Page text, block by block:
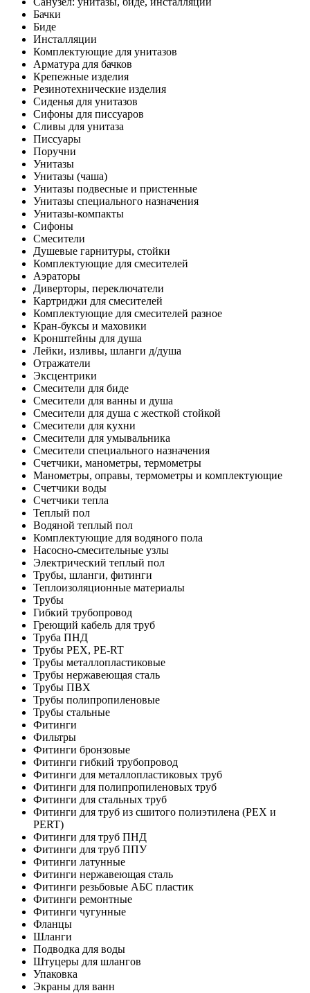
Бачки
Биде
Инсталляции
Комплектующие для унитазов
Арматура для бачков
Крепежные изделия
Резинотехнические изделия
Сиденья для унитазов
Сифоны для писсуаров
Сливы для унитаза
Писсуары
Поручни
Унитазы
Унитазы (чаша)
Унитазы подвесные и пристенные
Унитазы специального назначения
Унитазы-компакты
Сифоны
Смесители
Душевые гарнитуры, стойки
Комплектующие для смесителей
Аэраторы
Диверторы, переключатели
Картриджи для смесителей
Комплектующие для смесителей разное
Кран-буксы и маховики
Кронштейны для душа
Лейки, изливы, шланги д/душа
Отражатели
Эксцентрики
Смесители для биде
Смесители для ванны и душа
Смесители для душа с жесткой стойкой
Смесители для кухни
Смесители для умывальника
Смесители специального назначения
Счетчики, манометры, термометры
Манометры, оправы, термометры и комплектующие
Счетчики воды
Счетчики тепла
Теплый пол
Водяной теплый пол
Комплектующие для водяного пола
Насосно-смесительные узлы
Электрический теплый пол
Трубы, шланги, фитинги
Теплоизоляционные материалы
Трубы
Гибкий трубопровод
Греющий кабель для труб
Труба ПНД
Трубы PEX, PE-RT
Трубы металлопластиковые
Трубы нержавеющая сталь
Трубы ПВХ
Трубы полипропиленовые
Трубы стальные
Фитинги
Фильтры
Фитинги бронзовые
Фитинги гибкий трубопровод
Фитинги для металлопластиковых труб
Фитинги для полипропиленовых труб
Фитинги для стальных труб
Фитинги для труб из сшитого полиэтилена (PEX и
PERT)
Фитинги для труб ПНД
Фитинги для труб ППУ
Фитинги латунные
Фитинги нержавеющая сталь
Фитинги резьбовые АБС пластик
Фитинги ремонтные
Фитинги чугунные
Фланцы
Шланги
Подводка для воды
Штуцеры для шлангов
Упаковка
Экраны для ванн